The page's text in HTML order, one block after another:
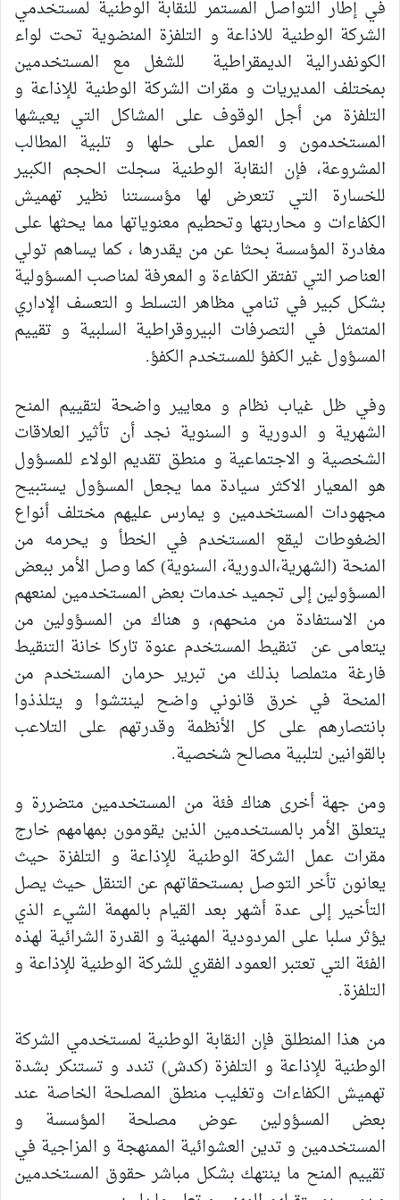
في إطار التواصل المستمر للنقابة الوطنية لمستخدمي
الشركة الوطنية للاذاعة و التلفزة المنضوية تحت لواء
الكونفدرالية الديمقراطية
للشغل مع المستخدمين
بمختلف المديريات و مقرات الشركة الوطنية للإذاعة و
التلفزة من أجل الوقوف على المشاكل التي يعيشها
المستخدمون و العمل على حلها و تلبية المطالب
المشروعة، فإن النقابة الوطنية سجلت الحجم الكبير
للخسارة التي تتعرض لها مؤسستنا نظير تهميش
الكفاءات و محاربتها وتحطيم معنوياتها مما يحثها على
مغادرة المؤسسة بحثا عن من يقدرها ، كما يساهم تولي
العناصر التي تفتقر الكفاءة و المعرفة لمناصب المسؤولية
بشكل كبير في تنامي مظاهر التسلط و التعسف الإداري
المتمثل في التصرفات البيروقراطية السلبية و تقييم
المسؤول غير الكفؤ للمستخدم الكفؤ.
وفي ظل غياب نظام و معايير واضحة لتقييم المنح
الشهرية و الدورية و السنوية نجد أن تأثير العلاقات
الشخصية و الاجتماعية و منطق تقديم الولاء للمسؤول
هو المعيار الاكثر سيادة مما يجعل المسؤول يستبيح
مجهودات المستخدمين و يمارس عليهم مختلف أنواع
الضغوطات ليقع المستخدم في الخطأ و يحرمه من
المنحة (الشهرية،الدورية، السنوية) كما وصل الأمر ببعض
المسؤولين إلى تجميد خدمات بعض المستخدمين لمنعهم
من الاستفادة من منحهم، و هناك من المسؤولين من
يتعامى عن تنقيط المستخدم عنوة تاركا خانة التنقيط
فارغة متملصا بذلك من تبرير حرمان المستخدم من
المنحة في خرق قانوني واضح لينتشوا و يتلذذوا
بانتصارهم على كل الأنظمة وقدرتهم على التلاعب
بالقوانين لتلبية مصالح شخصية.
ومن جهةأخرى هناك فئة من المستخدمين متضررة و
يتعلق الأمر بالمستخدمين الذين يقومون بمهامهم خارج
مقرات عمل الشركة الوطنية للإذاعة و التلفزة حيث
يعانون تأخر التوصل بمستحقاتهم عن التنقل حيث يصل
التأخير إلى عدة أشهر بعد القيام بالمهمة الشيء الذي
يؤثر سلبا على المردودية المهنية و القدرة الشرائية لهذه
الفئة التي تعتبر العمود الفقري للشركة الوطنية للإذاعة و
التلفزة.
من هذا المنطلق فإن النقابة الوطنية لمستخدمي الشركة
الوطنية للذاعة و التلفزة (كدش) تندد و تستنكر بشدة
تهميش الكفاءات وتغليب منطق المصلحة الخاصة عند
بعض المسؤولين عوض مصلحة المؤسسة و
المستخدمين و تدين العشوائية الممنهجة و المزاجية في
تقييم المنح ما ينتهك بشكل مباشر حقوق المستخدمين